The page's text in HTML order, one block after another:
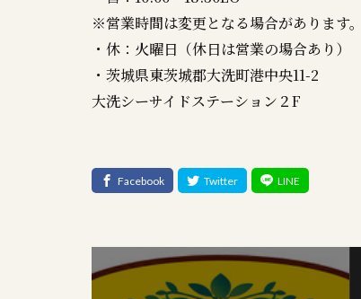
※営業時間は変更となる場合があります。
・休：火曜日（休日は営業の場合あり）
・茨城県東茨城郡大洗町港中央11-2
大洗シーサイドステーション２F